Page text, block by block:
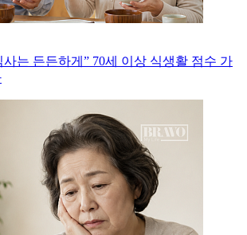
사는 든든하게” 70세 이상 식생활 점수 가